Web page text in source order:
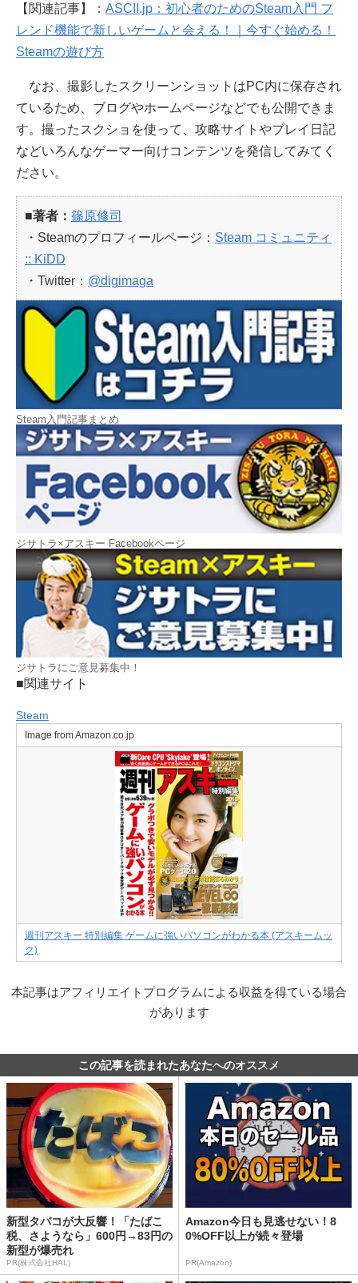
【関連記事】： ASCII.jp：初心者のためのSteam入門 フ
レンド機能で新しいゲームと会える！｜今すぐ始める！
Steamの遊び方
なお、撮影したスクリーンショットはPC内に保存され
ているため、ブログやホームページなどでも公開できま
す。撮ったスクショを使って、攻略サイトやプレイ日記
などいろんなゲーマー向けコンテンツを発信してみてく
ださい。
■著者： 篠原修司
・Steamのプロフィールページ： Steam コミュニティ
:: KiDD
・Twitter： @digimaga
Steam入門記事まとめ
ジサトラ×アスキー Facebookページ
ジサトラにご意見募集中！
■関連サイト
Steam
Image from Amazon.co.jp
週刊アスキー 特別編集 ゲームに強いパソコンがわかる本 (アスキームッ
ク)
本記事はアフィリエイトプログラムによる収益を得ている場合
があります
この記事を読まれたあなたへのオススメ
新型タバコが大反響！「たばこ
税、さようなら」600円→83円の
新型が爆売れ
PR(株式会社HAL)
Amazon今日も見逃せない！8
0%OFF以上が続々登場
PR(Amazon)